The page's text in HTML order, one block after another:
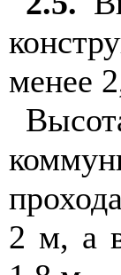
менее
2 м, а